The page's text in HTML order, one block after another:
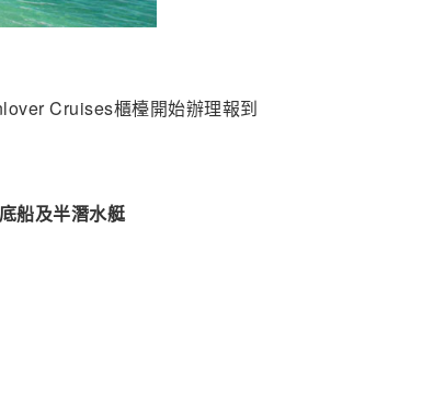
Cruises櫃檯開始辦理報到
船及半潛水艇